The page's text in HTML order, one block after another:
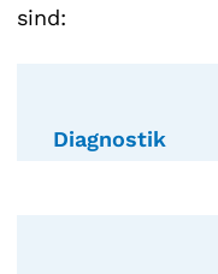
sind:
Diagnostik